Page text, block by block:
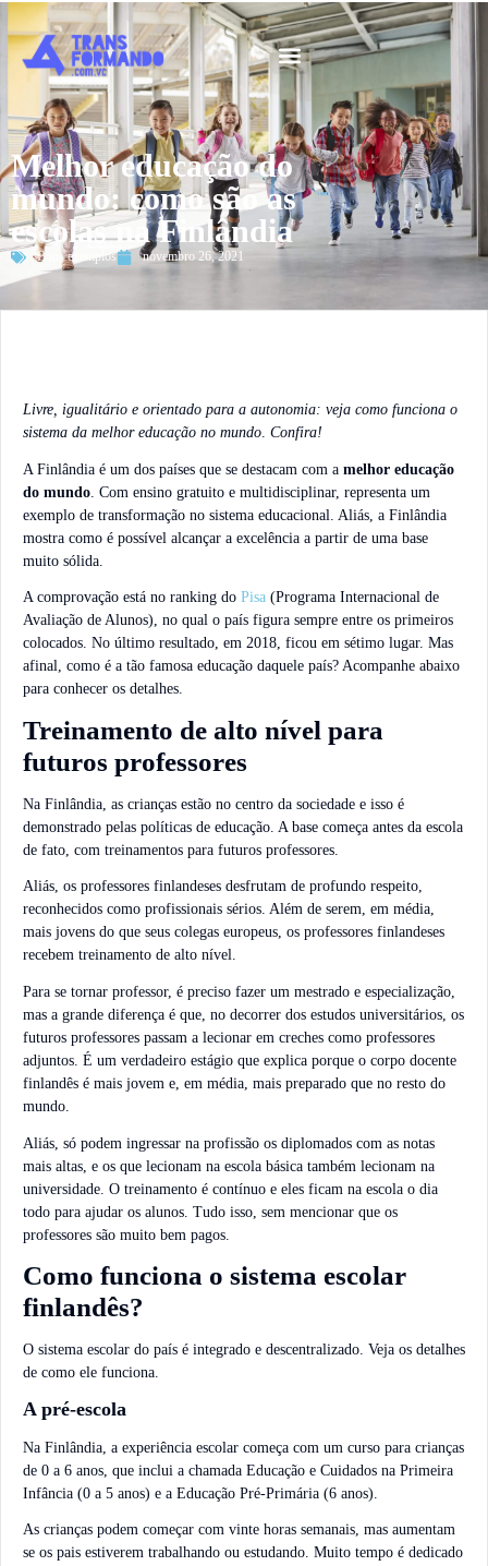
Melhor educação do
mundo: como são as
escolas na Finlândia
Bons exemplos novembro 26, 2021
Livre, igualitário e orientado para a autonomia: veja como funciona o
sistema da melhor educação no mundo. Confira!
A Finlândia é um dos países que se destacam com a melhor educação
do mundo . Com ensino gratuito e multidisciplinar, representa um
exemplo de transformação no sistema educacional. Aliás, a Finlândia
mostra como é possível alcançar a excelência a partir de uma base
muito sólida.
A comprovação está no ranking do Pisa (Programa Internacional de
Avaliação de Alunos), no qual o país figura sempre entre os primeiros
colocados. No último resultado, em 2018, ficou em sétimo lugar. Mas
afinal, como é a tão famosa educação daquele país? Acompanhe abaixo
para conhecer os detalhes.
Treinamento de alto nível para
futuros professores
Na Finlândia, as crianças estão no centro da sociedade e isso é
demonstrado pelas políticas de educação. A base começa antes da escola
de fato, com treinamentos para futuros professores.
Aliás, os professores finlandeses desfrutam de profundo respeito,
reconhecidos como profissionais sérios. Além de serem, em média,
mais jovens do que seus colegas europeus, os professores finlandeses
recebem treinamento de alto nível.
Para se tornar professor, é preciso fazer um mestrado e especialização,
mas a grande diferença é que, no decorrer dos estudos universitários, os
futuros professores passam a lecionar em creches como professores
adjuntos. É um verdadeiro estágio que explica porque o corpo docente
finlandês é mais jovem e, em média, mais preparado que no resto do
mundo.
Aliás, só podem ingressar na profissão os diplomados com as notas
mais altas, e os que lecionam na escola básica também lecionam na
universidade. O treinamento é contínuo e eles ficam na escola o dia
todo para ajudar os alunos. Tudo isso, sem mencionar que os
professores são muito bem pagos.
Como funciona o sistema escolar
finlandês?
O sistema escolar do país é integrado e descentralizado. Veja os detalhes
de como ele funciona.
A pré-escola
Na Finlândia, a experiência escolar começa com um curso para crianças
de 0 a 6 anos, que inclui a chamada Educação e Cuidados na Primeira
Infância (0 a 5 anos) e a Educação Pré-Primária (6 anos).
As crianças podem começar com vinte horas semanais, mas aumentam
se os pais estiverem trabalhando ou estudando. Muito tempo é dedicado